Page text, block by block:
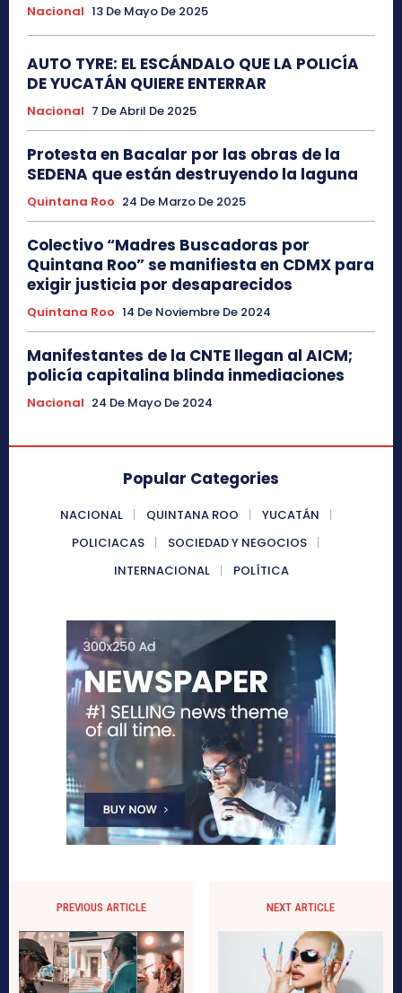
Nacional 13 De Mayo De 2025
AUTO TYRE: EL ESCÁNDALO QUE LA POLICÍA
DE YUCATÁN QUIERE ENTERRAR
Nacional 7 De Abril De 2025
Protesta en Bacalar por las obras de la
SEDENA que están destruyendo la laguna
Quintana Roo 24 De Marzo De 2025
Colectivo “Madres Buscadoras por
Quintana Roo” se manifiesta en CDMX para
exigir justicia por desaparecidos
Quintana Roo 14 De Noviembre De 2024
Manifestantes de la CNTE llegan al AICM;
policía capitalina blinda inmediaciones
Nacional 24 De Mayo De 2024
Popular Categories
NACIONAL QUINTANA ROO
YUCATÁN
POLICIACAS
SOCIEDAD Y NEGOCIOS
INTERNACIONAL
POLÍTICA
PREVIOUS ARTICLE NEXT ARTICLE